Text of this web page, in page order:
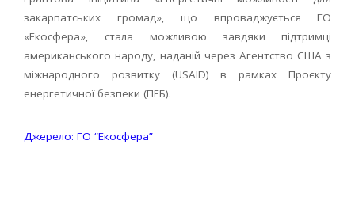
закарпатських громад», що впроваджується ГО
«Екосфера», стала можливою завдяки підтримці
американського народу, наданій через Агентство США з
міжнародного розвитку (USAID) в рамках Проєкту
енергетичної безпеки (ПЕБ).
Джерело: ГО “Екосфера”